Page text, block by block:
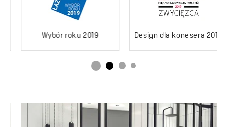
Wybór roku 2019 Design dla konesera 2019